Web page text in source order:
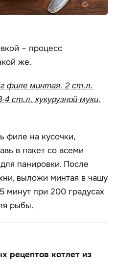
– процесс
же.
г филе минтая, 2 ст.л.
ст.л. кукурузной муки,
филе на кусочки,
в пакет со всеми
панировки. После
выложи минтая в чашу
минут при 200 градусах
рыбы.
рецептов котлет из